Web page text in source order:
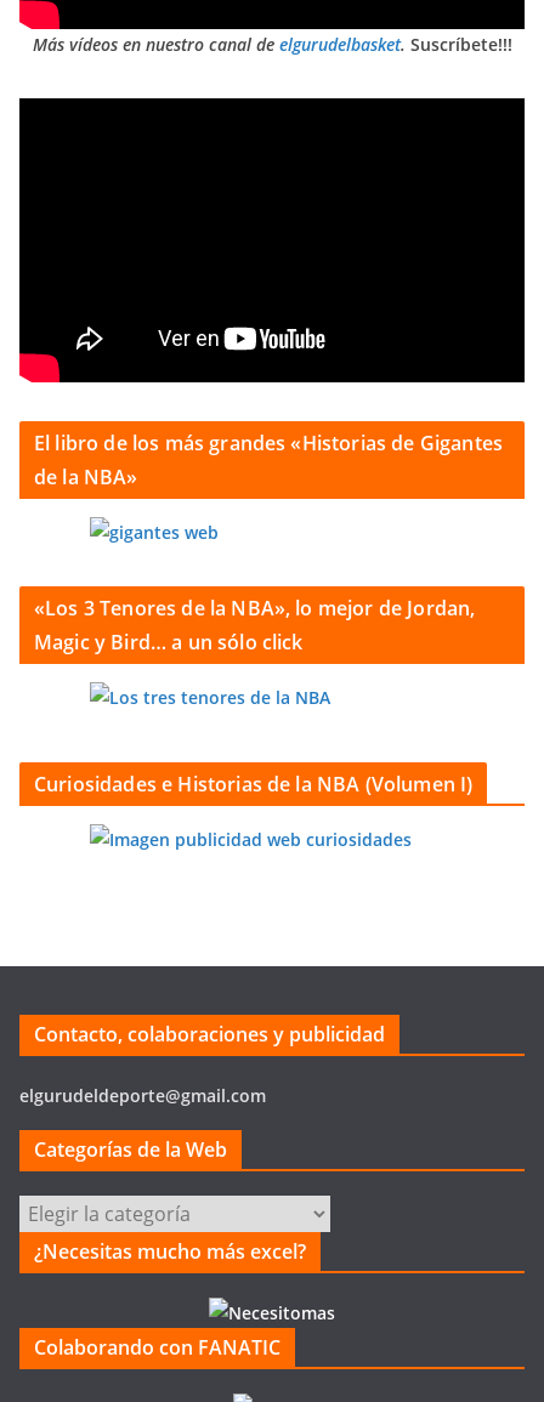
Más vídeos en nuestro canal de elgurudelbasket. Suscríbete!!!
El libro de los más grandes «Historias de Gigantes
de la NBA»
«Los 3 Tenores de la NBA», lo mejor de Jordan,
Magic y Bird… a un sólo click
Curiosidades e Historias de la NBA (Volumen I)
Contacto, colaboraciones y publicidad
elgurudeldeporte@gmail.com
Categorías de la Web
Categorías
de
la
¿Necesitas mucho más excel?
Colaborando con FANATIC